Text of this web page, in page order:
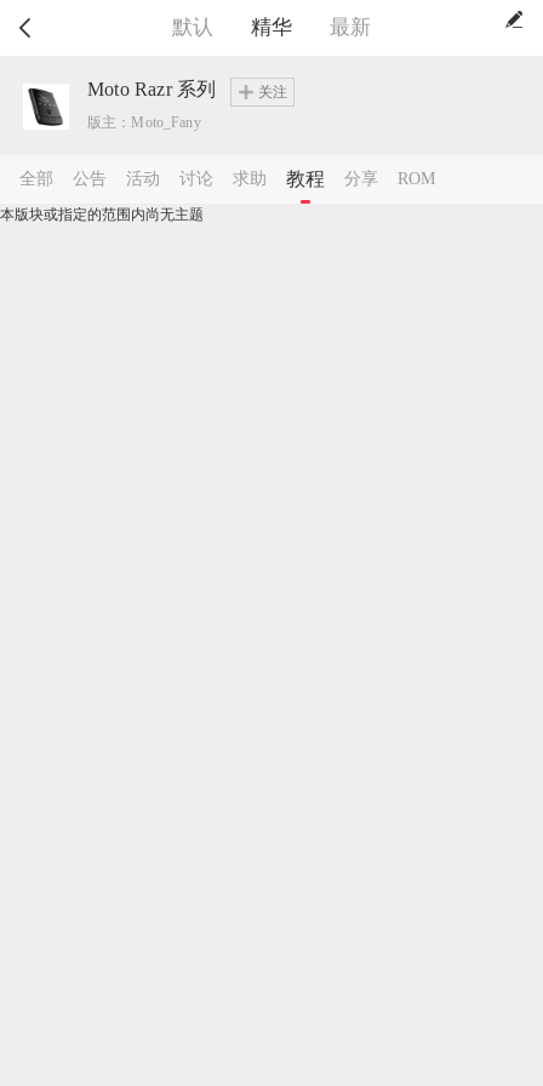
默认 精华 最新
Moto Razr 系列
关注
版主：Moto_Fany
全部 公告 活动 讨论 求助 教程 分享 ROM
本版块或指定的范围内尚无主题